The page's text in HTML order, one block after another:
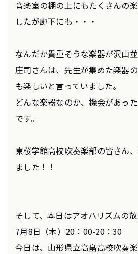
音楽室の棚の上にもたくさんの
したが廊下にも・・・
なんだか貴重そうな楽器が沢山並
庄司さんは、先生が集めた楽器
も楽しいと言っていました。
どんな楽器なのか、機会があっ
です。
東桜学館高校吹奏楽部の皆さん
ました！！
そして、本日はアオハリズムの放
7月8日（木）20：00-20：30
今日は、山形県立高畠高校吹奏